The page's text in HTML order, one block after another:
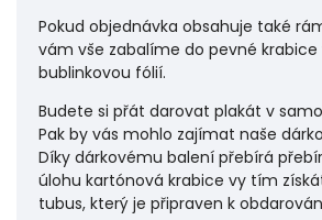
Pokud objednávka obsahuje také
vám vše zabalíme do pevné krabice
bublinkovou fólií.
Budete si přát darovat plakát v
Pak by vás mohlo zajímat naše
Díky dárkovému balení přebírá
úlohu kartónová krabice vy tím
tubus, který je připraven k